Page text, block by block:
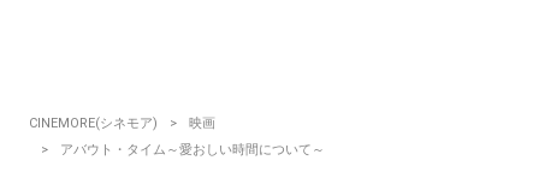
CINEMORE(シネモア)
映画
アバウト・タイム～愛おしい時間について～